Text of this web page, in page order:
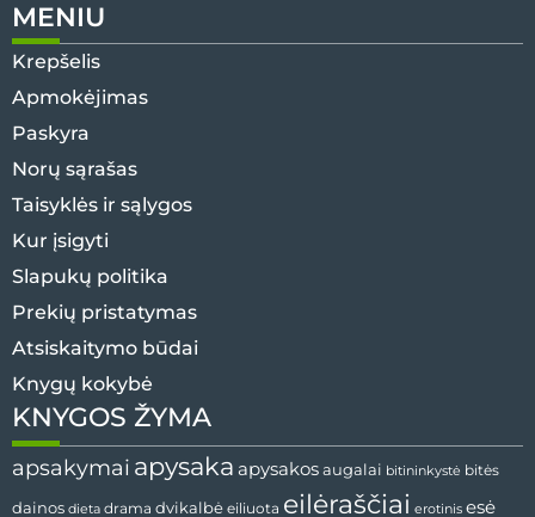
MENIU
Krepšelis
Apmokėjimas
Paskyra
Norų sąrašas
Taisyklės ir sąlygos
Kur įsigyti
Slapukų politika
Prekių pristatymas
Atsiskaitymo būdai
Knygų kokybė
KNYGOS ŽYMA
apsakymai apysaka apysakos augalai bitininkystė bitės
dainos dieta drama dvikalbė eiliuota eilėraščiai erotinis esė